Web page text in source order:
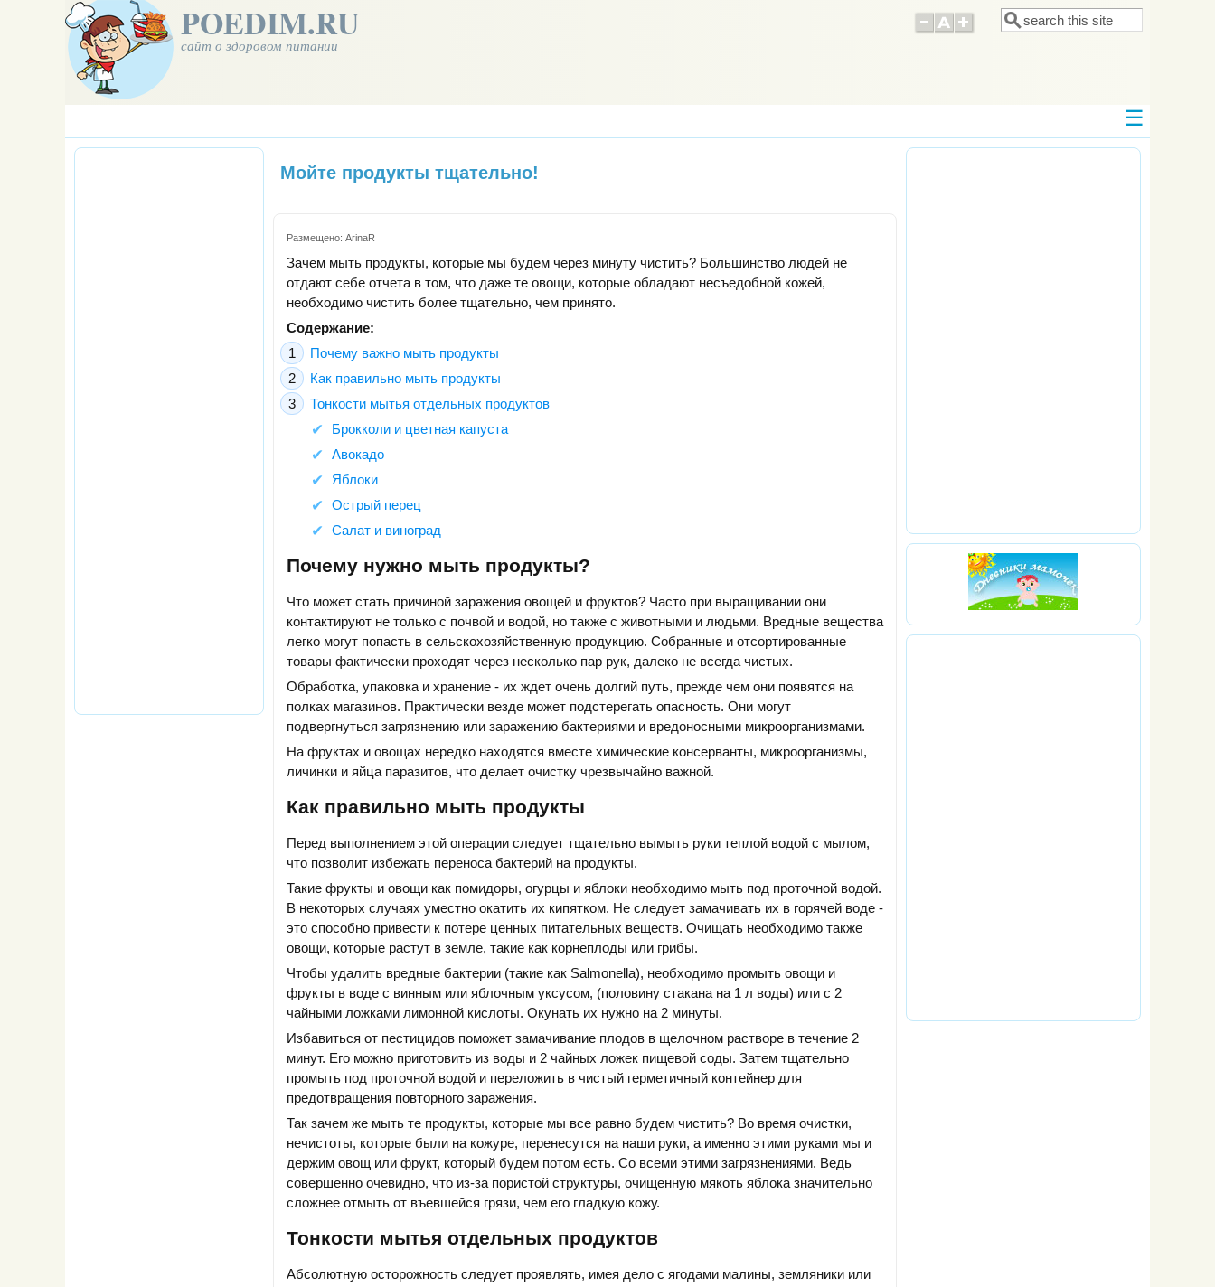
POEDIM.RU
сайт о здоровом питании
Форма поиска
Поиск
Мойте продукты тщательно!
Размещено: ArinaR
Зачем мыть продукты, которые мы будем через минуту чистить? Большинство людей не
отдают себе отчета в том, что даже те овощи, которые обладают несъедобной кожей,
необходимо чистить более тщательно, чем принято.
Содержание:
Почему важно мыть продукты
Как правильно мыть продукты
Тонкости мытья отдельных продуктов
Брокколи и цветная капуста
Авокадо
Яблоки
Острый перец
Салат и виноград
Почему нужно мыть продукты?
Что может стать причиной заражения овощей и фруктов? Часто при выращивании они
контактируют не только с почвой и водой, но также с животными и людьми. Вредные вещества
легко могут попасть в сельскохозяйственную продукцию. Собранные и отсортированные
товары фактически проходят через несколько пар рук, далеко не всегда чистых.
Обработка, упаковка и хранение - их ждет очень долгий путь, прежде чем они появятся на
полках магазинов. Практически везде может подстерегать опасность. Они могут
подвергнуться загрязнению или заражению бактериями и вредоносными микроорганизмами.
На фруктах и овощах нередко находятся вместе химические консерванты, микроорганизмы,
личинки и яйца паразитов, что делает очистку чрезвычайно важной.
Как правильно мыть продукты
Перед выполнением этой операции следует тщательно вымыть руки теплой водой с мылом,
что позволит избежать переноса бактерий на продукты.
Такие фрукты и овощи как помидоры, огурцы и яблоки необходимо мыть под проточной водой.
В некоторых случаях уместно окатить их кипятком. Не следует замачивать их в горячей воде -
это способно привести к потере ценных питательных веществ. Очищать необходимо также
овощи, которые растут в земле, такие как корнеплоды или грибы.
Чтобы удалить вредные бактерии (такие как Salmonella), необходимо промыть овощи и
фрукты в воде с винным или яблочным уксусом, (половину стакана на 1 л воды) или с 2
чайными ложками лимонной кислоты. Окунать их нужно на 2 минуты.
Избавиться от пестицидов поможет замачивание плодов в щелочном растворе в течение 2
минут. Его можно приготовить из воды и 2 чайных ложек пищевой соды. Затем тщательно
промыть под проточной водой и переложить в чистый герметичный контейнер для
предотвращения повторного заражения.
Так зачем же мыть те продукты, которые мы все равно будем чистить? Во время очистки,
нечистоты, которые были на кожуре, перенесутся на наши руки, а именно этими руками мы и
держим овощ или фрукт, который будем потом есть. Со всеми этими загрязнениями. Ведь
совершенно очевидно, что из-за пористой структуры, очищенную мякоть яблока значительно
сложнее отмыть от въевшейся грязи, чем его гладкую кожу.
Тонкости мытья отдельных продуктов
Абсолютную осторожность следует проявлять, имея дело с ягодами малины, земляники или